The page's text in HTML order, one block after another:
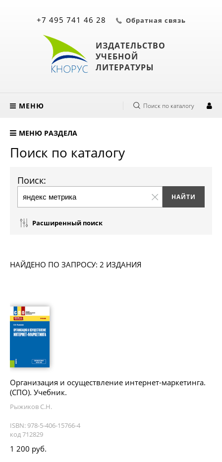
ИЗДАТЕЛЬСТВО
УЧЕБНОЙ
ЛИТЕРАТУРЫ
+7 495 741 46 28 Обратная связь
МЕНЮ Поиск по каталогу
МЕНЮ РАЗДЕЛА
Поиск по каталогу
Поиск:
Расширенный поиск
НАЙДЕНО ПО ЗАПРОСУ: 2 ИЗДАНИЯ
Организация и осуществление интернет-маркетинга.
(СПО). Учебник.
Рыжиков С.Н.
ISBN: 978-5-406-15766-4
код 712829
1 200 руб.